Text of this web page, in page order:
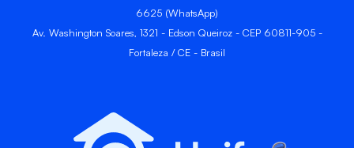
6625 (WhatsApp)
Av. Washington Soares, 1321 - Edson Queiroz - CEP 60811-905 -
Fortaleza / CE - Brasil